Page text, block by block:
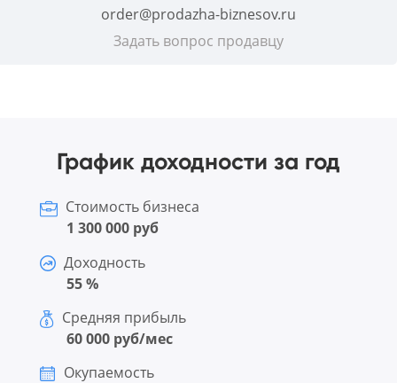
order@prodazha-biznesov.ru
Задать вопрос продавцу
График доходности за год
Стоимость бизнеса
1 300 000 руб
Доходность
55 %
Средняя прибыль
60 000 руб/мес
Окупаемость